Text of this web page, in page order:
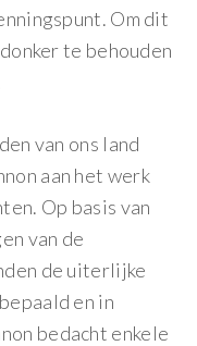
Om dit
te behouden
van ons land
aan het werk
Op basis van
van de
de uiterlijke
en in
bedacht enkele